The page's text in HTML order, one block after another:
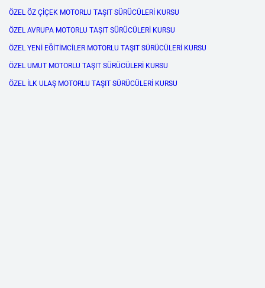
ÖZEL ÖZ ÇİÇEK MOTORLU TAŞIT SÜRÜCÜLERİ KURSU
ÖZEL AVRUPA MOTORLU TAŞIT SÜRÜCÜLERİ KURSU
ÖZEL YENİ EĞİTİMCİLER MOTORLU TAŞIT SÜRÜCÜLERİ KURSU
ÖZEL UMUT MOTORLU TAŞIT SÜRÜCÜLERİ KURSU
ÖZEL İLK ULAŞ MOTORLU TAŞIT SÜRÜCÜLERİ KURSU